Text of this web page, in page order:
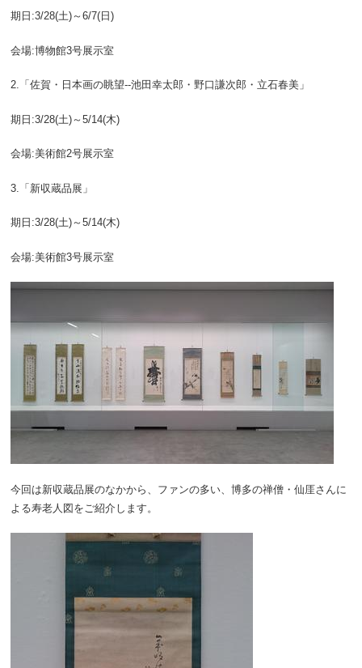
期日:3/28(土)～6/7(日)
会場:博物館3号展示室
2.「佐賀・日本画の眺望--池田幸太郎・野口謙次郎・立石春美」
期日:3/28(土)～5/14(木)
会場:美術館2号展示室
3.「新収蔵品展」
期日:3/28(土)～5/14(木)
会場:美術館3号展示室
今回は新収蔵品展のなかから、ファンの多い、博多の禅僧・仙厓さんに
よる寿老人図をご紹介します。